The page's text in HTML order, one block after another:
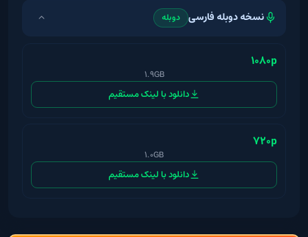
نسخه دوبله فارسی دوبله
1080p
1.9GB
دانلود با لینک مستقیم
720p
1.0GB
دانلود با لینک مستقیم